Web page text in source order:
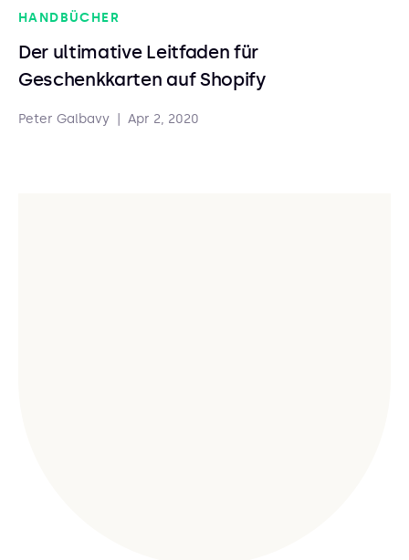
HANDBÜCHER
Der ultimative Leitfaden für
Geschenkkarten auf Shopify
Peter Galbavy Apr 2, 2020